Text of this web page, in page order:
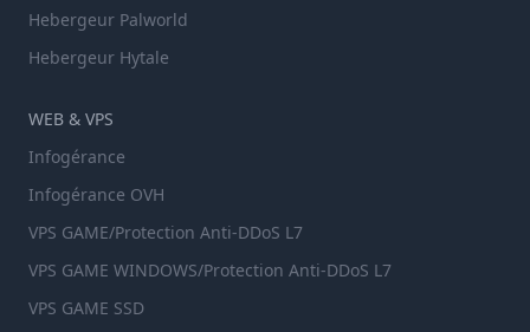
Hebergeur Palworld
Hebergeur Hytale
WEB & VPS
Infogérance
Infogérance OVH
VPS GAME/Protection Anti-DDoS L7
VPS GAME WINDOWS/Protection Anti-DDoS L7
VPS GAME SSD